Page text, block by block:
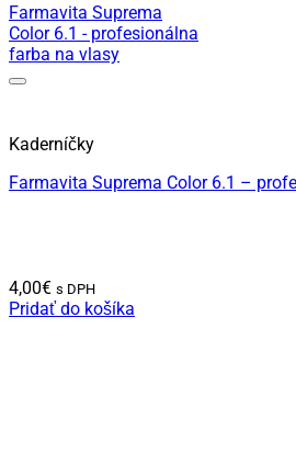
Kaderníčky
Farmavita Suprema Color 6.1 –
4,00€ s DPH
Pridať do košíka